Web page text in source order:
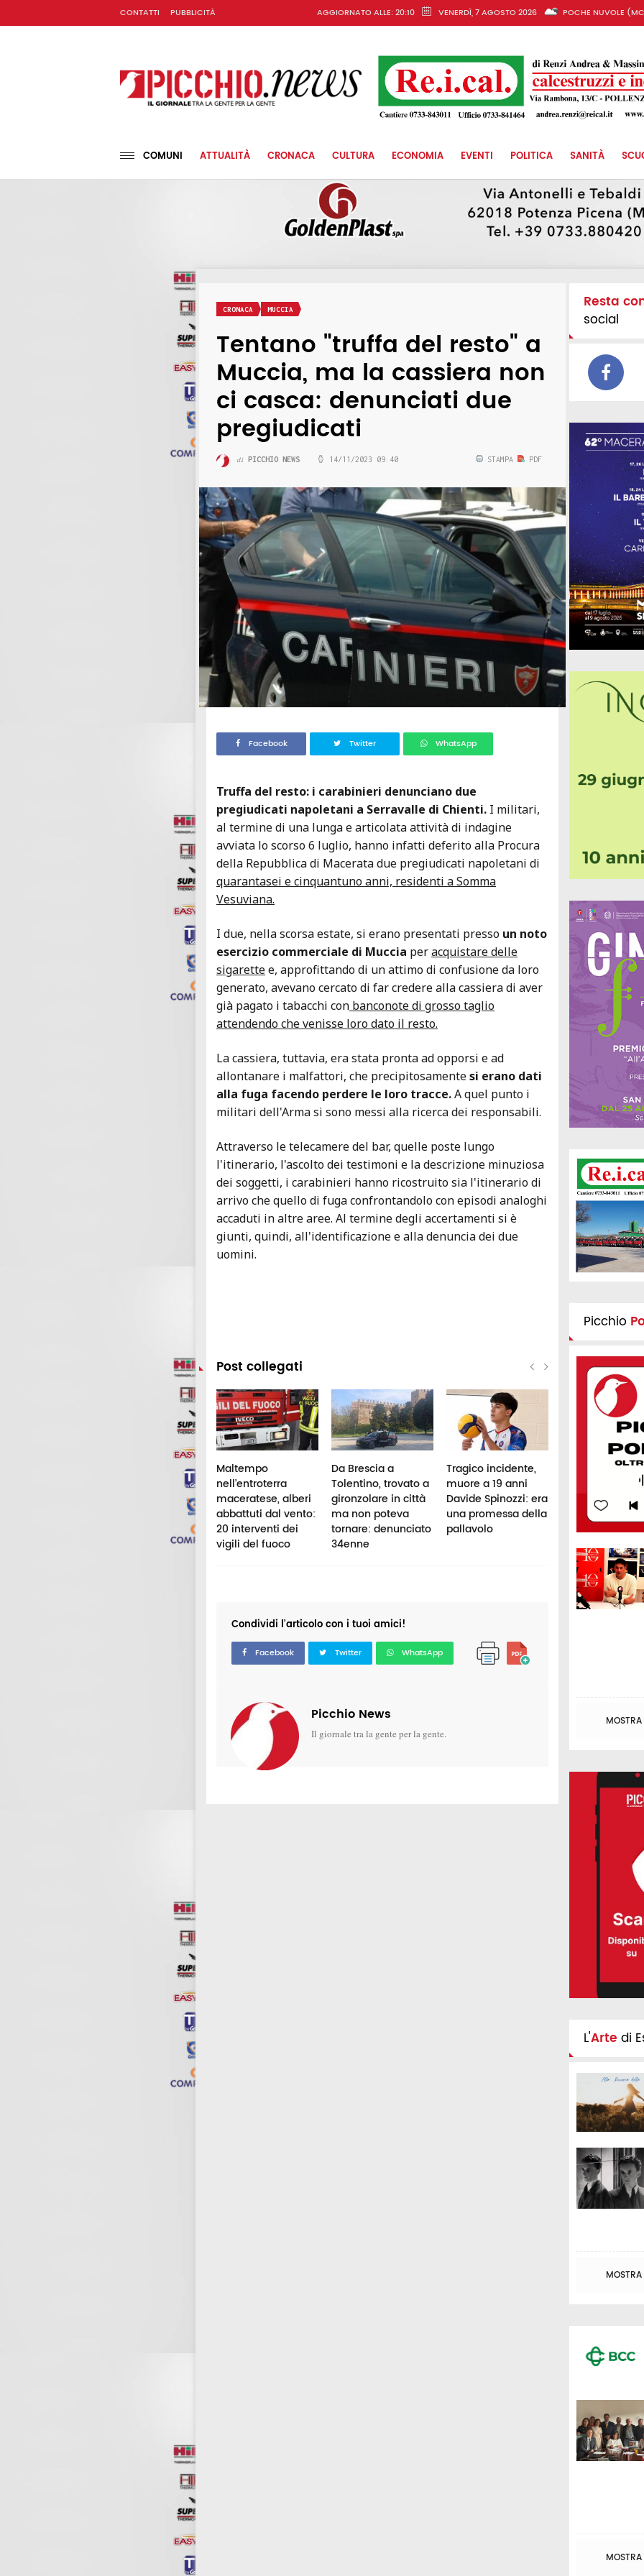
CONTATTI PUBBLICITÀ AGGIORNATO ALLE: 20:10 VENERDÌ, 7 AGOSTO 2026 POCHE NUVOLE
COMUNI ATTUALITÀ CRONACA CULTURA ECONOMIA EVENTI POLITICA SANITÀ
CRONACA MUCCIA
Tentano "truffa del resto" a
Muccia, ma la cassiera non
ci casca: denunciati due
pregiudicati
di PICCHIO NEWS 14/11/2023 09:40 STAMPA PDF
Facebook Twitter WhatsApp
Truffa del resto: i carabinieri denunciano due
pregiudicati napoletani a Serravalle di Chienti. I militari,
al termine di una lunga e articolata attività di indagine
avviata lo scorso 6 luglio, hanno infatti deferito alla Procura
della Repubblica di Macerata due pregiudicati napoletani di
quarantasei e cinquantuno anni, residenti a Somma
Vesuviana.
I due, nella scorsa estate, si erano presentati presso un noto
esercizio commerciale di Muccia peracquistare delle
sigarettee, approfittando di un attimo di confusione da loro
generato, avevano cercato di far credere alla cassiera di aver
già pagato i tabacchi con banconote di grosso taglio
attendendo che venisse loro dato il resto.
La cassiera, tuttavia, era stata pronta ad opporsi e ad
allontanare i malfattori, che precipitosamentesi erano dati
alla fuga facendo perdere le loro tracce.A quel punto i
militari dell'Arma si sono messi alla ricerca dei responsabili.
Attraverso le telecamere del bar, quelle poste lungo
l'itinerario, l'ascolto dei testimoni e la descrizione minuziosa
dei soggetti, i carabinieri hanno ricostruito sia l'itinerario di
arrivo che quello di fuga confrontandolo con episodi analoghi
accaduti in altre aree. Al termine degli accertamenti si è
giunti, quindi, all'identificazione e alla denuncia dei due
uomini.
Post collegati
Aiuta una donna in
difficoltà, ma viene
molestatore: finisce
in ospedale per una
Maltempo
nell’entroterra
maceratese, alberi
abbattuti dal vento:
20 interventi dei
vigili del fuoco
Da Brescia a
Tolentino, trovato a
gironzolare in città
ma non poteva
tornare: denunciato
34enne
Tragico incidente,
muore a 19 anni
Davide Spinozzi: era
una promessa della
pallavolo
Montelago
Festival,
dei carabinieri:
persone
per droga
Condividi l'articolo con i tuoi amici!
Facebook Twitter WhatsApp
Picchio News
Il giornale tra la gente per la gente.
Resta
social
Picchio
L'Arte di